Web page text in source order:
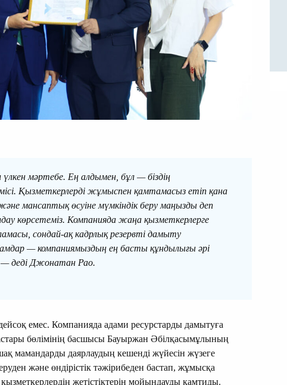
мәртебе. Ең алдымен, бұл — біздің
Қызметкерлерді жұмыспен қамтамасыз етіп қана
мансаптық өсуіне мүмкіндік беру маңызды деп
көрсетеміз. Компанияда жаңа қызметкерлерге
сондай-ақ кадрлық резервті дамыту
— компаниямыздың ең басты құндылығы әрі
деді Джонатан Рао.
емес. Компанияда адами ресурстарды дамытуға
бөлімінің басшысы Бауыржан Әбілқасымұлының
мамандарды даярлаудың кешенді жүйесін жүзеге
және өндірістік тәжірибеден бастап, жұмысқа
жетістіктерін мойындауды қамтиды.